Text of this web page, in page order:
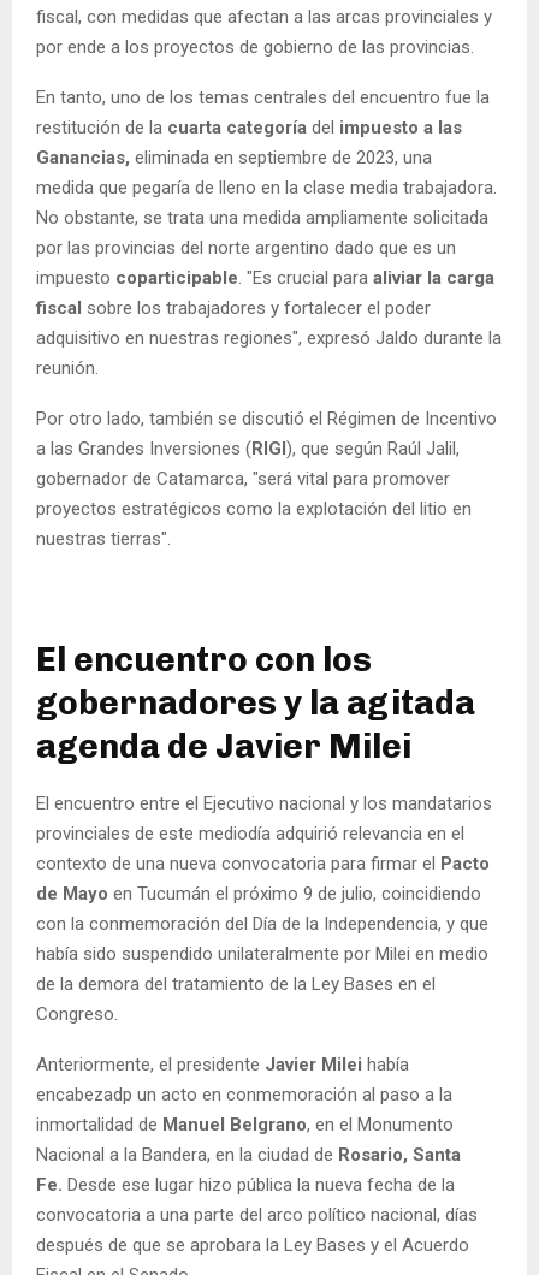
fiscal, con medidas que afectan a las arcas provinciales y
por ende a los proyectos de gobierno de las provincias.
En tanto, uno de los temas centrales del encuentro fue la
restitución de la cuarta categoría del impuesto a las
Ganancias, eliminada en septiembre de 2023, una
medida que pegaría de lleno en la clase media trabajadora.
No obstante, se trata una medida ampliamente solicitada
por las provincias del norte argentino dado que es un
impuesto coparticipable. "Es crucial para aliviar la carga
fiscal sobre los trabajadores y fortalecer el poder
adquisitivo en nuestras regiones", expresó Jaldo durante la
reunión.
Por otro lado, también se discutió el Régimen de Incentivo
a las Grandes Inversiones (RIGI ), que según Raúl Jalil,
gobernador de Catamarca, "será vital para promover
proyectos estratégicos como la explotación del litio en
nuestras tierras".
El encuentro con los
gobernadores y la agitada
agenda de Javier Milei
El encuentro entre el Ejecutivo nacional y los mandatarios
provinciales de este mediodía adquirió relevancia en el
contexto de una nueva convocatoria para firmar el
Pacto
de Mayo en Tucumán el próximo 9 de julio, coincidiendo
con la conmemoración del Día de la Independencia, y que
había sido suspendido unilateralmente por Milei en medio
de la demora del tratamiento de la Ley Bases en el
Congreso.
Anteriormente, el presidente Javier Milei había
encabezadp un acto en conmemoración al paso a la
inmortalidad de Manuel Belgrano, en el Monumento
Nacional a la Bandera, en la ciudad de Rosario, Santa
Fe. Desde ese lugar hizo pública la nueva fecha de la
convocatoria a una parte del arco político nacional, días
después de que se aprobara la Ley Bases y el Acuerdo